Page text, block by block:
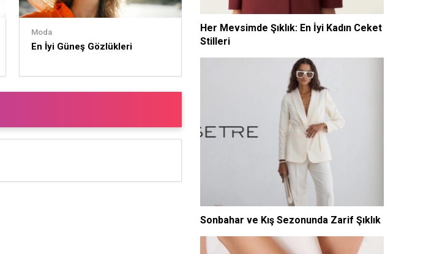
Moda
En İyi Güneş Gözlükleri
Her Mevsimde Şıklık: En İyi Kadın Ceket
Stilleri
Sonbahar ve Kış Sezonunda Zarif Şıklık